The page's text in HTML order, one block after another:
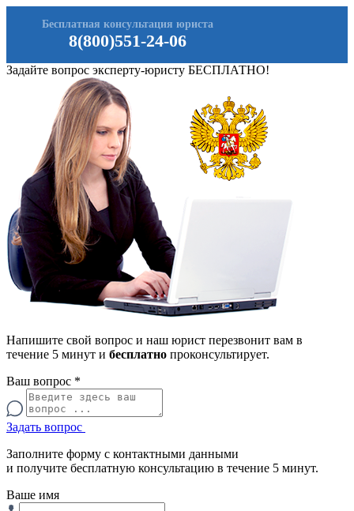
8(800)551-24-06
Бесплатная консультация юриста
Задайте вопрос эксперту-юристу БЕСПЛАТНО!
Напишите свой вопрос и наш юрист перезвонит вам в
течение 5 минут и бесплатно проконсультирует.
Ваш вопрос *
Задать вопрос
Заполните форму с контактными данными
и получите бесплатную консультацию в течение 5 минут.
Ваше имя